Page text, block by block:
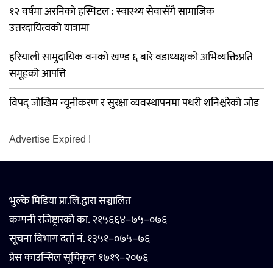
१२ वर्षमा अरनिको हस्पिटल : स्वास्थ्य सेवासँगै सामाजिक
उत्तरदायित्वको यात्रामा
हरियाली सामुदायिक वनको खण्ड ६ बारे वडाध्यक्षको अभिव्यक्तिप्रति
समूहको आपत्ति
विपद् जोखिम न्यूनीकरण र सुरक्षा व्यवस्थापनमा पथरी शनिश्चरेको जोड
Advertise Expired !
भुल्के मिडिया प्रा.लि.द्वारा सञ्चालित
कम्पनी रजिष्ट्रारको का. २१५६६४–७५–०७६
सूचना विभाग दर्ता नं. १३५१–०७५–७६
प्रेस काउन्सिल सूचिकृतः १७१९–२०७६